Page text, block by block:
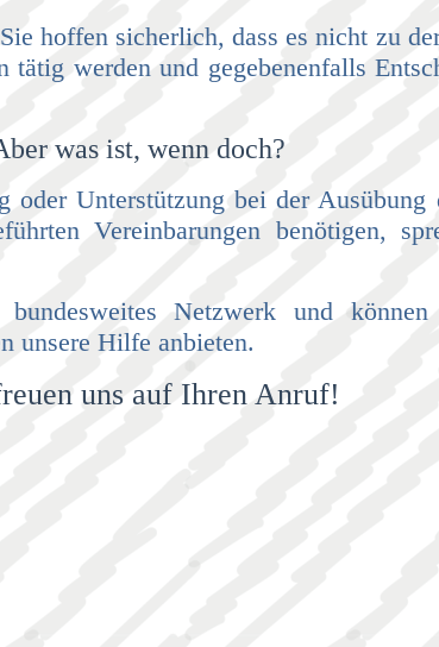
hoffen sicherlich, dass es nicht zu
werden und gegebenenfalls
was ist, wenn doch?
oder Unterstützung bei der Ausübung
Vereinbarungen benötigen,
Netzwerk und
unsere Hilfe anbieten.
uns auf Ihren Anruf!